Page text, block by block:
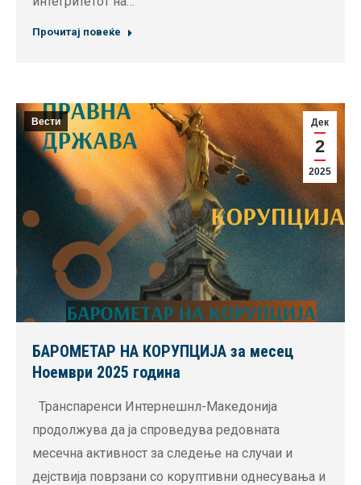
Прочитај повеќе
Дек
2
2025
Вести
БАРОМЕТАР НА КОРУПЦИЈА за месец
Ноември 2025 година
Транспаренси Интернешнл-Македонија
продолжува да ја спроведува редовната
месечна активност за следење на случаи и
дејствија поврзани со коруптивни однесувања и